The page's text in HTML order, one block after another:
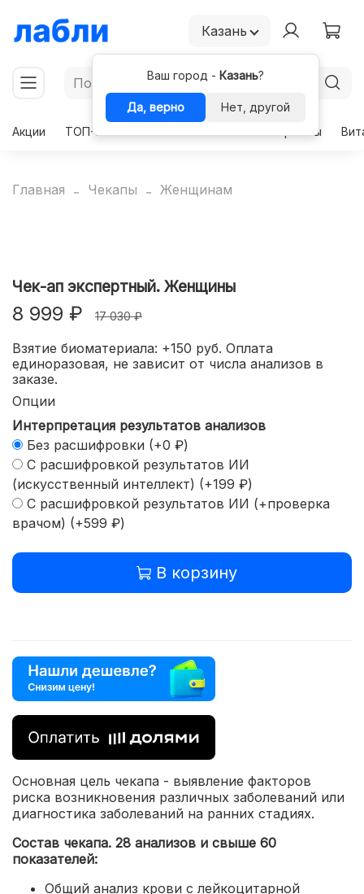
Казань
Ваш город - Казань?
Да, верно
Нет, другой
Акции
ТОП-50 Гормоны
Главная Чекапы Женщинам
Чек-ап экспертный. Женщины
8 999 ₽ 17 030 ₽
Взятие биоматериала: +150 руб. Оплата
единоразовая, не зависит от числа анализов в
заказе.
Опции
Интерпретация результатов анализов
Без расшифровки (+0 ₽)
С расшифровкой результатов ИИ
(искусственный интеллект) (+199 ₽)
С расшифровкой результатов ИИ (+проверка
врачом) (+599 ₽)
В корзину
Основная цель чекапа - выявление факторов
риска возникновения различных заболеваний или
диагностика заболеваний на ранних стадиях.
Состав чекапа. 28 анализов и свыше 60
показателей:
Общий анализ крови с лейкоцитарной